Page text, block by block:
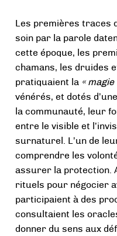
Les premières traces
soin par la parole
cette époque, les
chamans, les druides
pratiquaient la «
vénérés, et dotés
la communauté, leur
entre le visible et
surnaturel. L’un de
comprendre les
assurer la protection.
rituels pour négocier
participaient à des
consultaient les
donner du sens aux